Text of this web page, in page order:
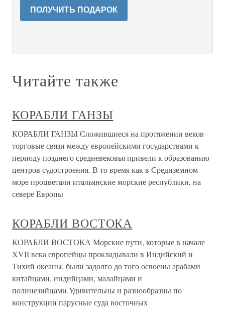
ПОЛУЧИТЬ ПОДАРОК
Читайте также
КОРАБЛИ ГАНЗЫ
КОРАБЛИ ГАНЗЫ Сложившиеся на протяжении веков
торговые связи между европейскими государствами к
периоду позднего средневековья привели к образованию
центров судостроения. В то время как в Средиземном
море процветали итальянские морские республики, на
севере Европы
КОРАБЛИ ВОСТОКА
КОРАБЛИ ВОСТОКА Морские пути, которые в начале
XVII века европейцы прокладывали в Индийский и
Тихий океаны, были задолго до того освоены арабами
китайцами, индийцами, малайцами и
полинезийцами.Удивительны и разнообразны по
конструкции парусные суда восточных